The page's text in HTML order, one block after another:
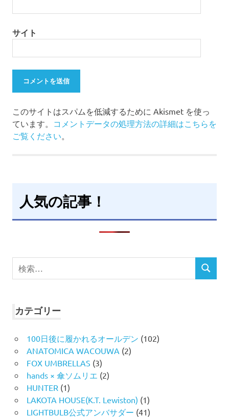
サイト
このサイトはスパムを低減するために Akismet を使っ
ています。 コメントデータの処理方法の詳細はこちらを
ご覧ください
人気の記事！
検
索
検
索
カテゴリー
100日後に履かれるオールデン (102)
ANATOMICA WACOUWA (2)
FOX UMBRELLAS (3)
hands × 傘ソムリエ (2)
HUNTER (1)
LAKOTA HOUSE(K.T. Lewiston) (1)
LIGHTBULB公式アンバサダー (41)